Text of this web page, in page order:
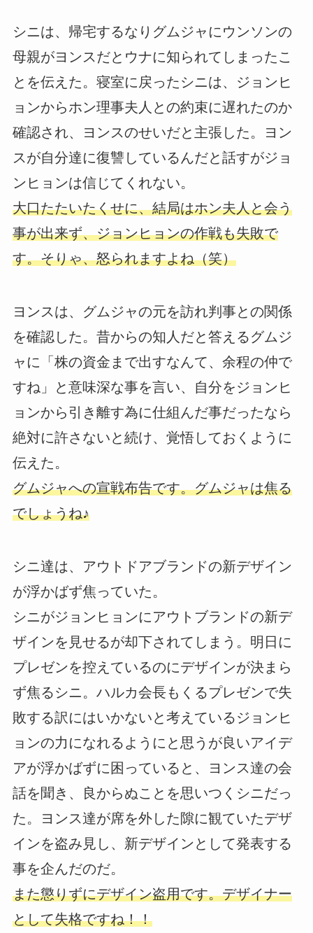
シニは、帰宅するなりグムジャにウンソンの
母親がヨンスだとウナに知られてしまったこ
とを伝えた。寝室に戻ったシニは、ジョンヒ
ョンからホン理事夫人との約束に遅れたのか
確認され、ヨンスのせいだと主張した。ヨン
スが自分達に復讐しているんだと話すがジョ
ンヒョンは信じてくれない。
大口たたいたくせに、結局はホン夫人と会う
事が出来ず、ジョンヒョンの作戦も失敗で
す。そりゃ、怒られますよね（笑）
ヨンスは、グムジャの元を訪れ判事との関係
を確認した。昔からの知人だと答えるグムジ
ャに「株の資金まで出すなんて、余程の仲で
すね」と意味深な事を言い、自分をジョンヒ
ョンから引き離す為に仕組んだ事だったなら
絶対に許さないと続け、覚悟しておくように
伝えた。
グムジャへの宣戦布告です。グムジャは焦る
でしょうね♪
シニ達は、アウトドアブランドの新デザイン
が浮かばず焦っていた。
シニがジョンヒョンにアウトブランドの新デ
ザインを見せるが却下されてしまう。明日に
プレゼンを控えているのにデザインが決まら
ず焦るシニ。ハルカ会長もくるプレゼンで失
敗する訳にはいかないと考えているジョンヒ
ョンの力になれるようにと思うが良いアイデ
アが浮かばずに困っていると、ヨンス達の会
話を聞き、良からぬことを思いつくシニだっ
た。ヨンス達が席を外した隙に観ていたデザ
インを盗み見し、新デザインとして発表する
事を企んだのだ。
また懲りずにデザイン盗用です。デザイナー
として失格ですね！！